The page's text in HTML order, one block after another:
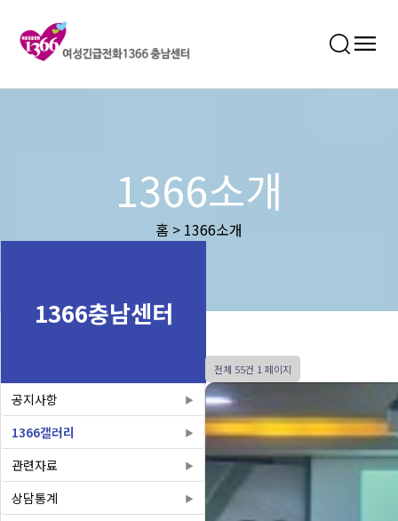
1366소개
홈 > 1366소개
1366충남센터
공지사항
1366갤러리
관련자료
상담통계
전체 55건 1 페이지